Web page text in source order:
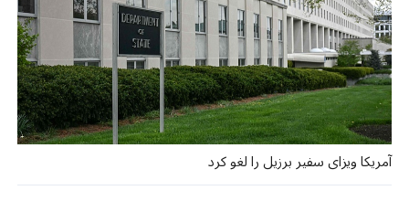
آمریکا ویزای سفیر برزیل را لغو کرد